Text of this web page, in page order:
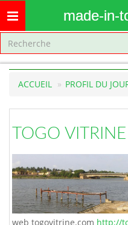
Toggle
navigation
made-in-
ACCUEIL PROFIL DU
TOGO VITRINE
web togovitrine.com http://